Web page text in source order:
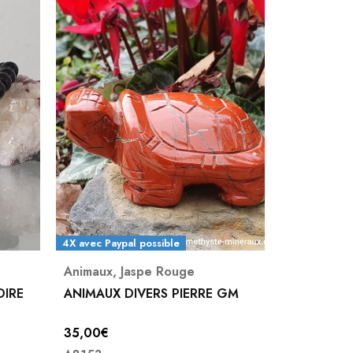
4X avec Paypal possible
Animaux, Jaspe Rouge
ANIMAUX DIVERS PIERRE GM
35,00€